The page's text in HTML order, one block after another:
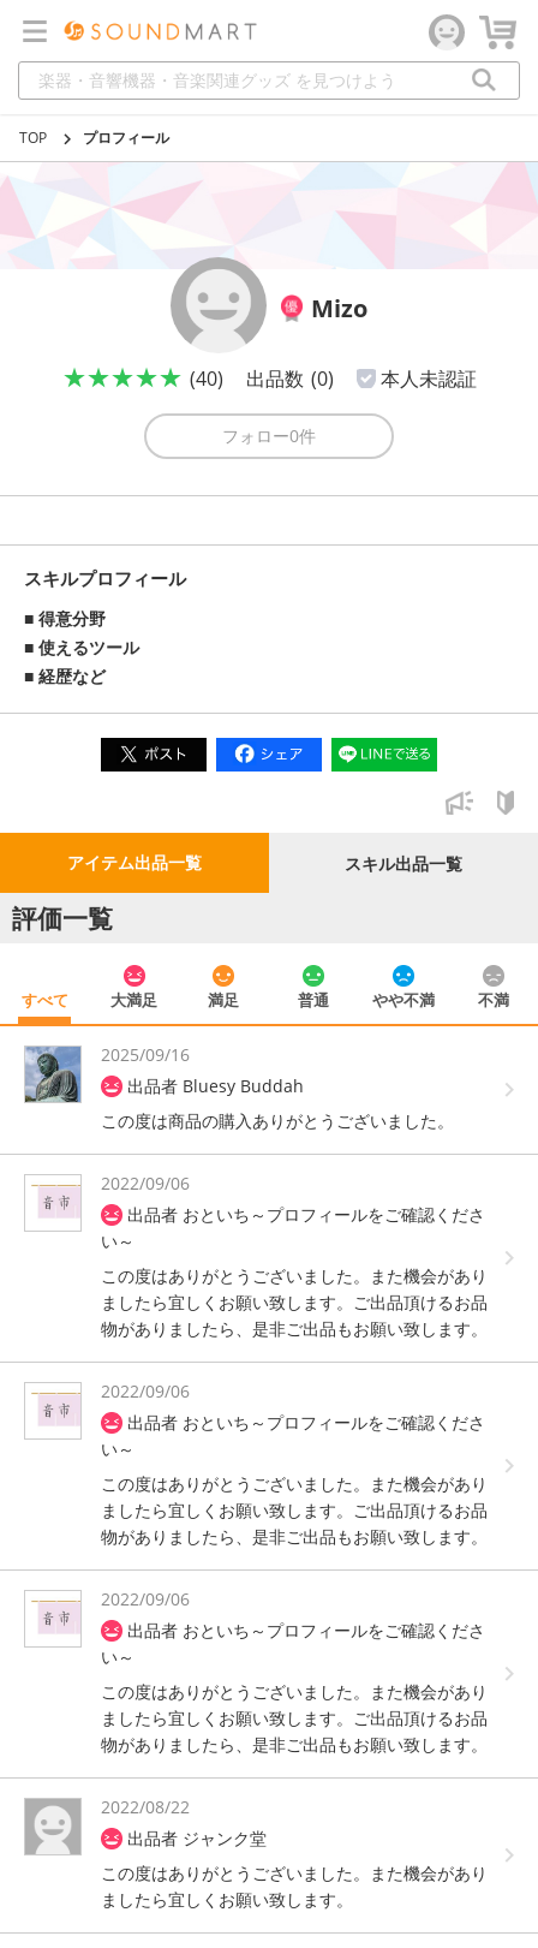
TOP プロフィール
Mizo
★★★★★ (40) 出品数 (0) 本人未認証
フォロー0件
スキルプロフィール
得意分野
使えるツール
経歴など
アイテム出品一覧 スキル出品一覧
評価一覧
すべて 大満足 満足 普通 やや不満 不満
2025/09/16
出品者 Bluesy Buddah
この度は商品の購入ありがとうございました。
2022/09/06
出品者 おといち～プロフィールをご確認くださ
い～
この度はありがとうございました。また機会があり
ましたら宜しくお願い致します。ご出品頂けるお品
物がありましたら、是非ご出品もお願い致します。
2022/09/06
出品者 おといち～プロフィールをご確認くださ
い～
この度はありがとうございました。また機会があり
ましたら宜しくお願い致します。ご出品頂けるお品
物がありましたら、是非ご出品もお願い致します。
2022/09/06
出品者 おといち～プロフィールをご確認くださ
い～
この度はありがとうございました。また機会があり
ましたら宜しくお願い致します。ご出品頂けるお品
物がありましたら、是非ご出品もお願い致します。
2022/08/22
出品者 ジャンク堂
この度はありがとうございました。また機会があり
ましたら宜しくお願い致します。